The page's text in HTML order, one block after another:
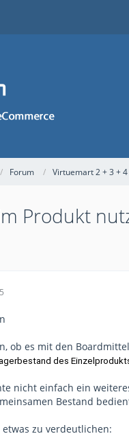
Forum Virtuemart 2 + 3 + 4
Produkt
ob es mit den
des
nicht einfach ein
Bestand
etwas zu verdeutlichen: